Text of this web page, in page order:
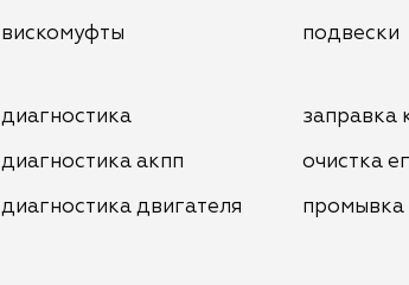
вискомуфты подвески
диагностика
диагностика акпп
диагностика двигателя
заправка
очистка
промывка